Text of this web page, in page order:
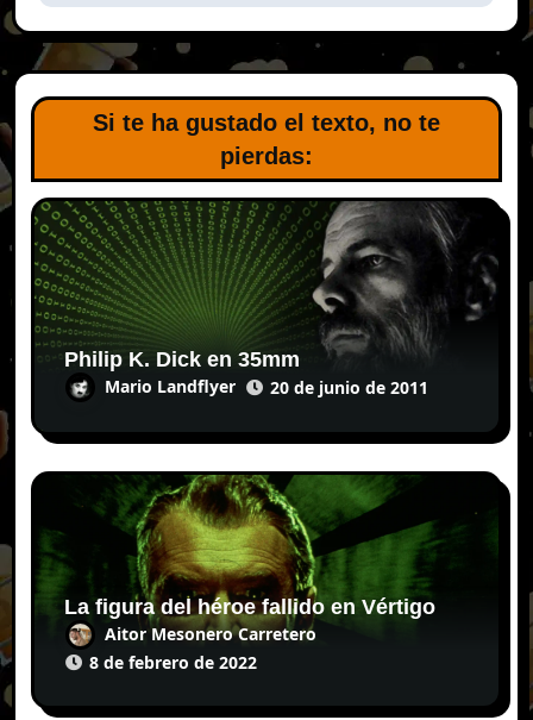
Si te ha gustado el texto, no te
pierdas:
Philip K. Dick en 35mm
Mario Landflyer 20 de junio de 2011
La figura del héroe fallido en Vértigo
Aitor Mesonero Carretero
8 de febrero de 2022